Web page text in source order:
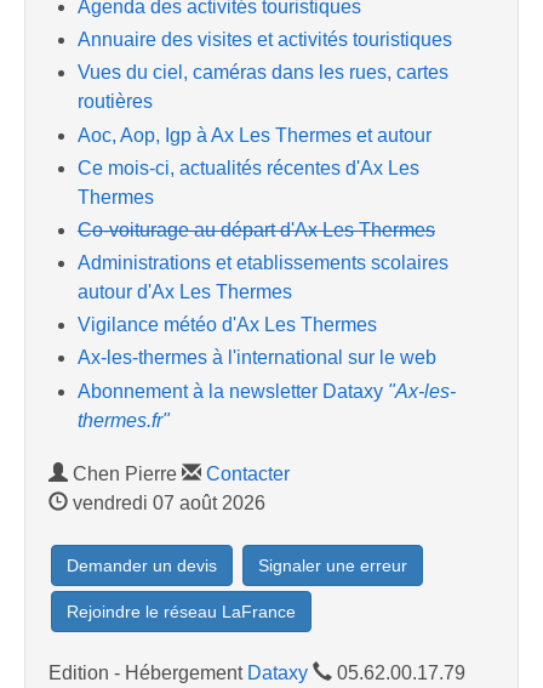
Agenda des activités touristiques
Annuaire des visites et activités touristiques
Vues du ciel, caméras dans les rues, cartes
routières
Aoc, Aop, Igp à Ax Les Thermes et autour
Ce mois-ci, actualités récentes d'Ax Les
Thermes
Co-voiturage au départ d'Ax Les Thermes
Administrations et etablissements scolaires
autour d'Ax Les Thermes
Vigilance météo d'Ax Les Thermes
Ax-les-thermes à l'international sur le web
Abonnement à la newsletter Dataxy "Ax-les-
thermes.fr"
Chen Pierre
Contacter
vendredi 07 août 2026
Demander un devis Signaler une erreur
Rejoindre le réseau LaFrance
Edition - Hébergement Dataxy
05.62.00.17.79